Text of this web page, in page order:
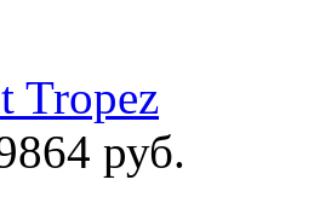
Tropez
руб.